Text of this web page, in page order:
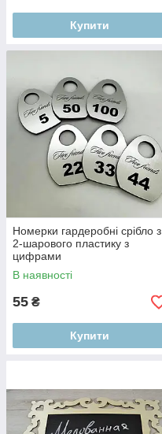
Купити
Номерки гардеробні срібло з
2-шарового пластику з
цифрами
В наявності
55 ₴
Купити